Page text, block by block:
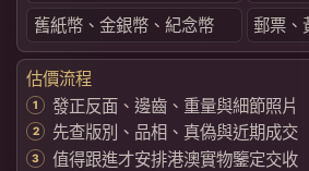
舊紙幣、金銀幣、紀念幣
郵票、
估價流程
發正反面、邊齒、重量與細節照片
先查版別、品相、真偽與近期成交
值得跟進才安排港澳實物鑒定交收